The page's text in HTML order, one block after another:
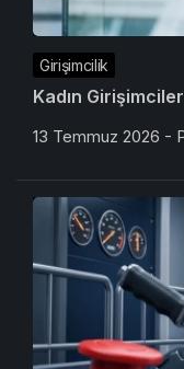
Girişimcilik
Kadın
13 Temmuz 2026 -